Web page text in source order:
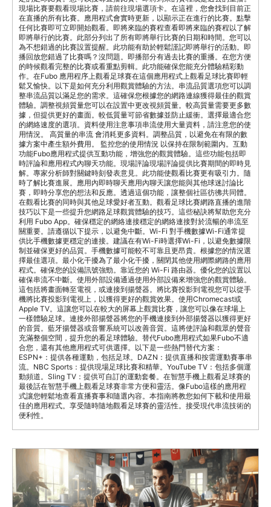
現場比賽要觀看現場比賽，請前往現場選項卡。在這裡，您會找到目前正
在直播的所有比賽。應用程式會實時更新，以顯示正在進行的比賽。點擊
任何比賽即可立即開始觀看。即將來臨的賽程查看即將來臨的賽程以了解
即將舉行的比賽。此部分列出了所有即將舉行比賽的日期和時間。您可以
為不想錯過的比賽設置提醒。此功能有助於輕鬆謹記即將舉行的活動。即
播回放您錯過了比賽嗎？沒問題。即播部分有過去比賽的重播。在您方便
的時候觀看完整的比賽或看重點剪輯。此功能確保您能充分體驗精彩動
作。在Fubo 應用程序上觀看足球賽在這個應用程式上觀看足球比賽即輕
鬆又愉快。以下是如何充分利用觀賞體驗的方法。串流品質選項您可以調
整串流品質以滿足您的需求。這確保您根據您的網路連線獲得最佳的觀賞
體驗。調整視頻質量您可以在設置中更改視頻質量。較高質量需要更多數
據，但提供更好的畫面。較低質量可節省數據並防止緩衝。選擇最適合您
的網絡速度的選項。資料使用注意事項串流使用大量資料，請注意您的使
用情況。 高質量的串流 會消耗更多資料。調整品質，以避免在有限的數
據方案中產生額外費用。 監控您的使用情況 以保持在限制範圍內。互動
功能Fubo應用程式提供互動功能，增強您的觀賞體驗。這些功能包括即
時評論和應用程式內聊天功能。現場評論現場評論提供比賽期間的即時見
解。專家分析師對關鍵時刻發表意見。此功能使觀看比賽更有吸引力。隨
時了解比賽進展。應用內即時聊天應用內聊天讓您能與其他球迷討論比
賽，即時分享您的想法和反應。透過這個功能，讓整個社區彷彿共同體。
在觀看比賽的同時與其他足球愛好者互動。觀看足球比賽網路直播的進階
技巧以下是一些提升您網路足球觀賞體驗的技巧。這些秘訣將幫助您充分
利用 Fubo App。確保穩定的網絡連接穩定的網絡連接對於流暢的串流至
關重要。請遵循以下提示，以避免中斷。Wi-Fi 對手機數據Wi-Fi通常提
供比手機數據更穩定的連接。建議在有Wi-Fi時選擇Wi-Fi，以避免數據限
制並確保更好的品質。手機數據可能較不可靠且更昂貴。根據您的情況選
擇最佳選項。最小化干擾為了最小化干擾，關閉其他使用網際網路的應用
程式。確保您的設備訊號強勁。靠近您的 Wi-Fi 路由器。優化您的設置以
確保串流不中斷。使用外部設備通過使用外部設備來增強您的觀賞體驗。
這包括將畫面轉至電視，或連接到揚聲器。將比賽投影到電視您可以從手
機將比賽投影到電視上，以獲得更好的觀賞效果。使用Chromecast或
Apple TV。這讓您可以在較大的屏幕上觀賞比賽，讓您可以像在球場上
一樣體驗足球。連接外部揚聲器將您的手機連接到外部揚聲器以獲得更好
的音質。藍牙揚聲器或音響系統可以改善音質。這將使評論和觀眾的聲音
充滿整個空間，提升您的看足球體驗。替代Fubo應用程式如果Fubo不適
合您，還有其他應用程式可供選擇。以下是一些熱門替代方案：
ESPN+：提供各種運動，包括足球。DAZN：提供直播和按需運動賽事串
流。NBC Sports：提供現場足球比賽和精華。YouTube TV：包括多個運
動頻道。Sling TV：提供可自訂的運動套餐。在智慧手機上觀看足球賽的
最後話在智慧手機上觀看足球賽非常方便和靈活。像Fubo這樣的應用程
式讓您輕鬆地查看直播賽事和隨選內容。本指南將教您如何下載和使用最
佳的應用程式。享受隨時隨地觀看足球賽的靈活性。接受現代串流技術的
便利性。